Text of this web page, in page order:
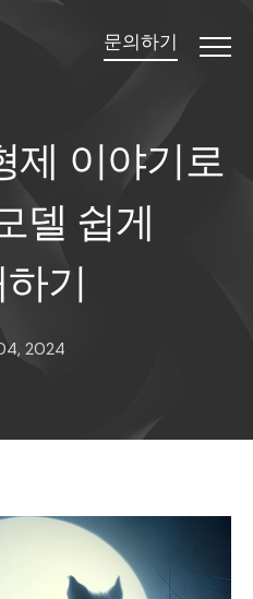
문의하기
Menu
제 이야기로
제 이야기로
델 쉽게
하기
2024